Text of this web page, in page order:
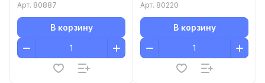
Арт. 80887
В корзину
Арт. 80220
В корзину